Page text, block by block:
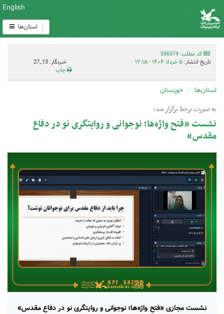
English
استان‌ها
کد مطلب: 356574
تاریخ انتشار: ۵ خرداد ۱۴۰۴ - ۱۲:۱۵
خبرنگار: 13_27
چاپ
استان‌ها خوزستان
به صورت برخط برگزار شد؛
نشست «فتح واژه‌ها؛ نوجوانی و روایتگری نو در دفاع
مقدس»
نشست مجازی «فتح واژه‌ها؛ نوجوانی و روایتگری نو در دفاع مقدس»